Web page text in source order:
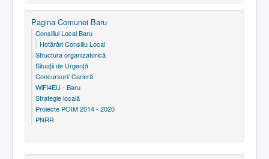
Pagina Comunei Baru
Consiliul Local Baru
Hotărâri Consiliu Local
Structura organizatorică
Situaţii de Urgenţă
Concursuri/ Carieră
WiFi4EU - Baru
Strategie locală
Proiecte POIM 2014 - 2020
PNRR